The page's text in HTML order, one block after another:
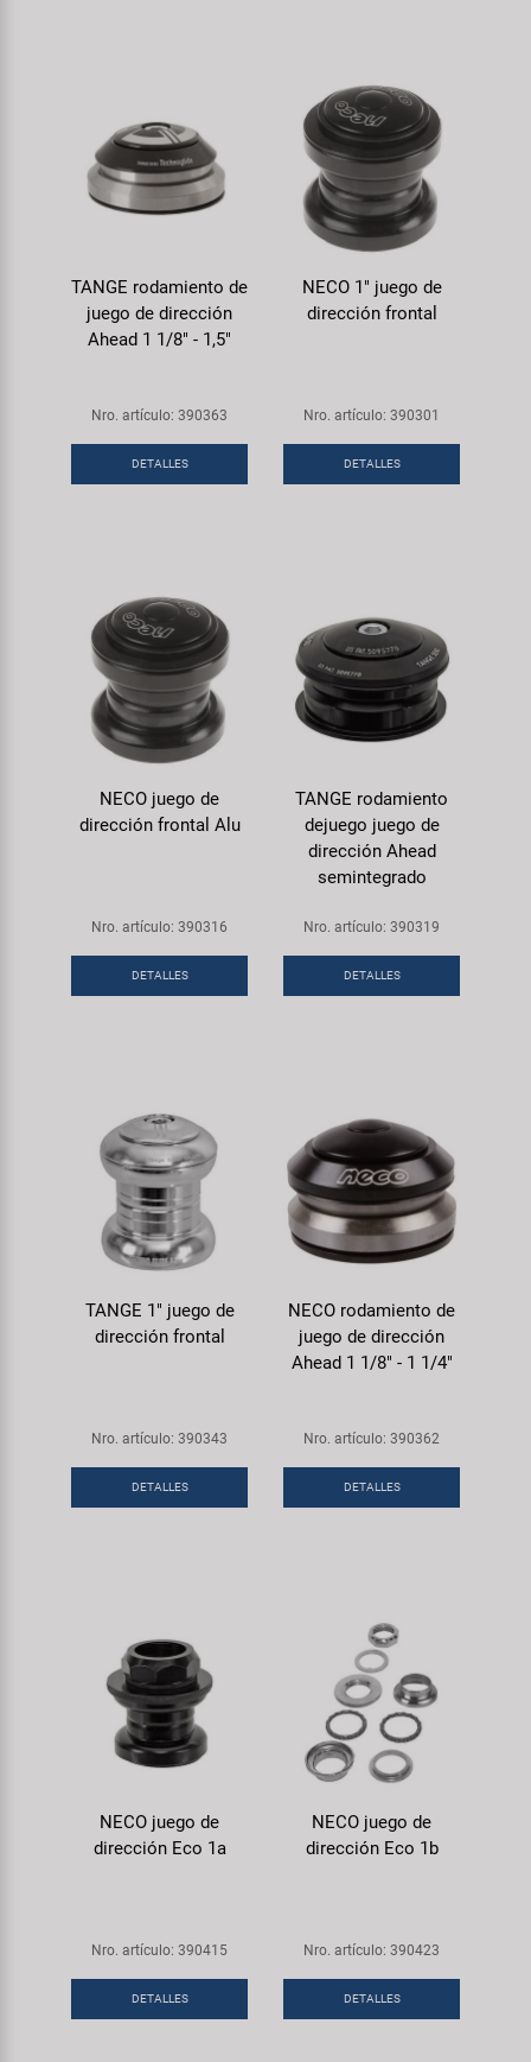
TANGE rodamiento de
juego de dirección
Ahead 1 1/8" - 1,5"
Nro. artículo: 390363
DETALLES
NECO 1" juego de
dirección frontal
Nro. artículo: 390301
DETALLES
NECO juego de
dirección frontal Alu
Nro. artículo: 390316
DETALLES
TANGE rodamiento
dejuego juego de
dirección Ahead
semintegrado
Nro. artículo: 390319
DETALLES
TANGE 1" juego de
dirección frontal
Nro. artículo: 390343
DETALLES
NECO rodamiento de
juego de dirección
Ahead 1 1/8" - 1 1/4"
Nro. artículo: 390362
DETALLES
NECO juego de
dirección Eco 1a
Nro. artículo: 390415
DETALLES
NECO juego de
dirección Eco 1b
Nro. artículo: 390423
DETALLES